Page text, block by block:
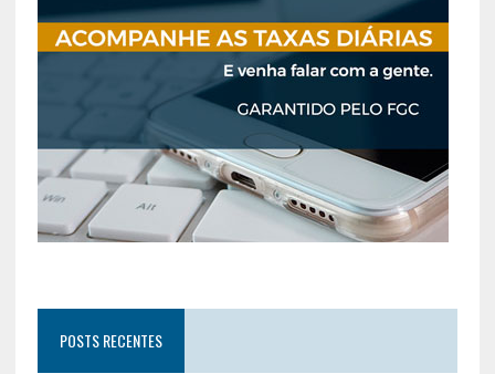
POSTS RECENTES